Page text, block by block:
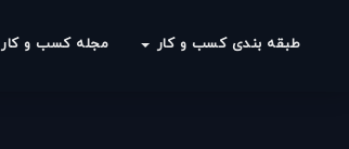
طبقه بندی کسب و کار مجله کسب و کار